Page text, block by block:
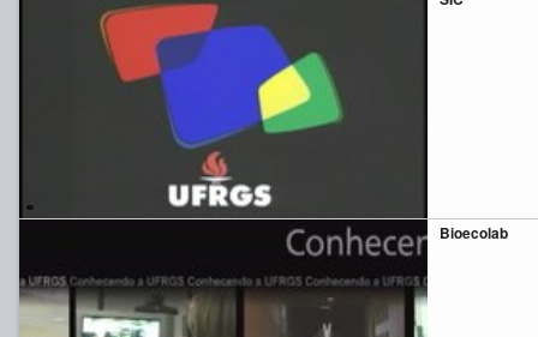
Bioecolab